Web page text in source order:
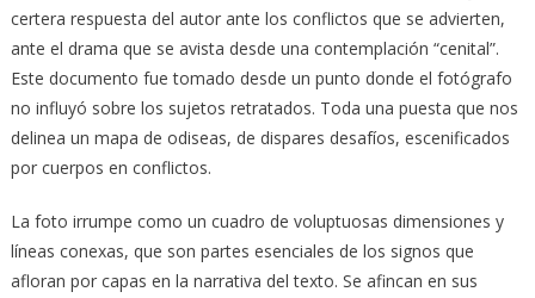
certera respuesta del autor ante los conflictos que se advierten,
ante el drama que se avista desde una contemplación “cenital”.
Este documento fue tomado desde un punto donde el fotógrafo
no influyó sobre los sujetos retratados. Toda una puesta que nos
delinea un mapa de odiseas, de dispares desafíos, escenificados
por cuerpos en conflictos.
La foto irrumpe como un cuadro de voluptuosas dimensiones y
líneas conexas, que son partes esenciales de los signos que
afloran por capas en la narrativa del texto. Se afincan en sus